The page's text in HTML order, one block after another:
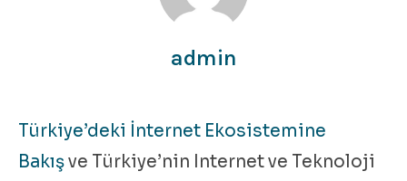
admin
Türkiye’deki İnternet Ekosistemine
Bakışve Türkiye’nin Internet ve Teknoloji